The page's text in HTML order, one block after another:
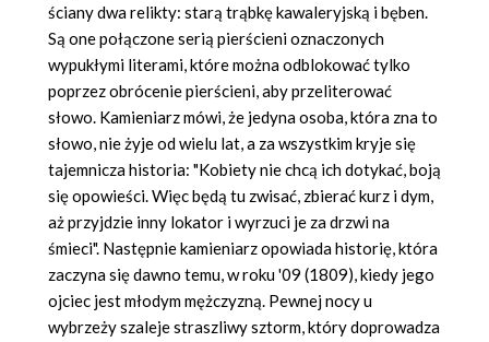
ściany dwa relikty: starą trąbkę kawaleryjską i bęben.
Są one połączone serią pierścieni oznaczonych
wypukłymi literami, które można odblokować tylko
poprzez obrócenie pierścieni, aby przeliterować
słowo. Kamieniarz mówi, że jedyna osoba, która zna to
słowo, nie żyje od wielu lat, a za wszystkim kryje się
tajemnicza historia: "Kobiety nie chcą ich dotykać, boją
się opowieści. Więc będą tu zwisać, zbierać kurz i dym,
aż przyjdzie inny lokator i wyrzuci je za drzwi na
śmieci". Następnie kamieniarz opowiada historię, która
zaczyna się dawno temu, w roku '09 (1809), kiedy jego
ojciec jest młodym mężczyzną. Pewnej nocy u
wybrzeży szaleje straszliwy sztorm, który doprowadza